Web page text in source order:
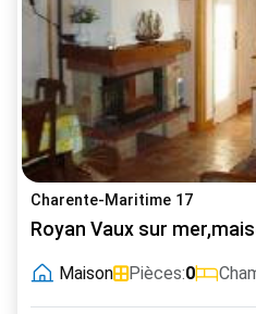
Charente-Maritime 17
Royan Vaux sur
Maison Pièces:0